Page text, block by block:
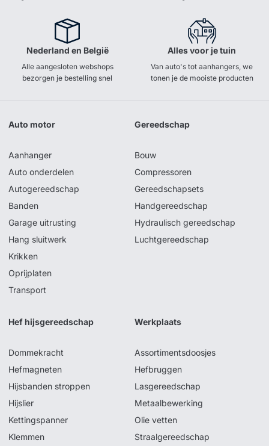
Nederland en België
Alle aangesloten webshops
bezorgen je bestelling snel
Alles voor je tuin
Van auto's tot aanhangers, we
tonen je de mooiste producten
Auto motor
Aanhanger
Auto onderdelen
Autogereedschap
Banden
Garage uitrusting
Hang sluitwerk
Krikken
Oprijplaten
Transport
Gereedschap
Bouw
Compressoren
Gereedschapsets
Handgereedschap
Hydraulisch gereedschap
Luchtgereedschap
Hef hijsgereedschap
Dommekracht
Hefmagneten
Hijsbanden stroppen
Hijslier
Kettingspanner
Klemmen
Werkplaats
Assortimentsdoosjes
Hefbruggen
Lasgereedschap
Metaalbewerking
Olie vetten
Straalgereedschap